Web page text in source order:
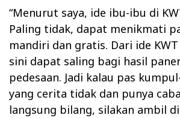
“Menurut saya, ide ibu-ibu di
Paling tidak, dapat menikmati
mandiri dan gratis. Dari ide
sini dapat saling bagi hasil
pedesaan. Jadi kalau pas
yang cerita tidak dan punya
langsung bilang, silakan ambil